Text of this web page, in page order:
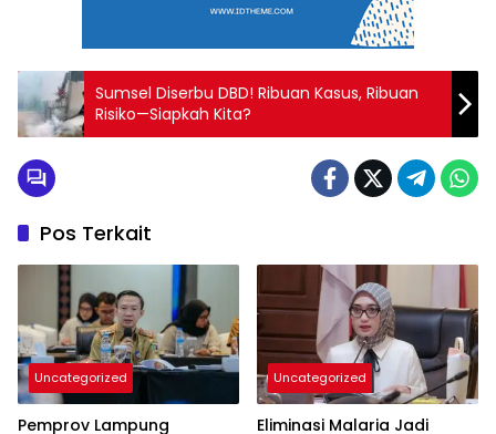
Sumsel Diserbu DBD! Ribuan Kasus, Ribuan
Risiko—Siapkah Kita?
Pos Terkait
Uncategorized
Pemprov Lampung
Uncategorized
Eliminasi Malaria Jadi